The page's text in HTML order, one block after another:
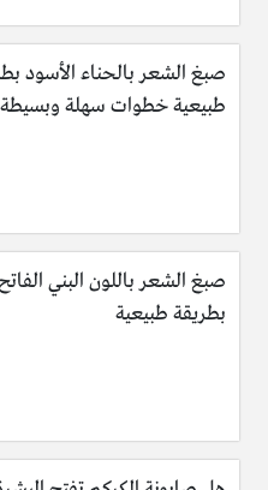
صبغ الشعر بالحناء الأسود
طبيعية خطوات سهلة وبسيطة
صبغ الشعر باللون البني
بطريقة طبيعية